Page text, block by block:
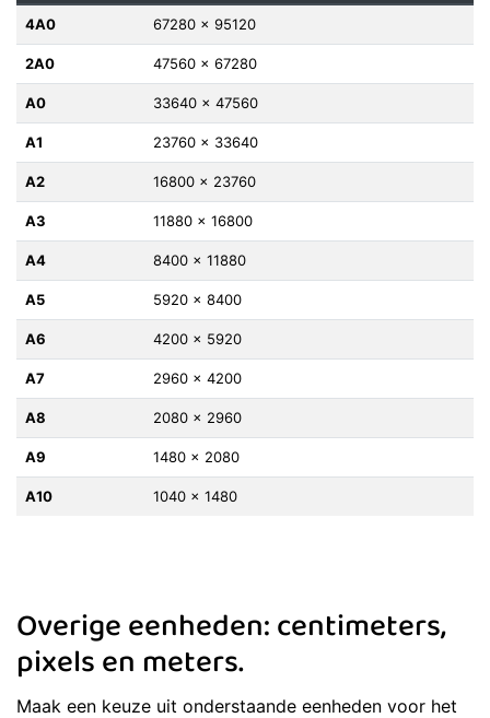
4A0 67280 x 95120
2A0 47560 x 67280
A0 33640 x 47560
A1 23760 x 33640
A2 16800 x 23760
A3 11880 x 16800
A4 8400 x 11880
A5 5920 x 8400
A6 4200 x 5920
A7 2960 x 4200
A8 2080 x 2960
A9 1480 x 2080
A10 1040 x 1480
Overige eenheden: centimeters,
pixels en meters.
Maak een keuze uit onderstaande eenheden voor het